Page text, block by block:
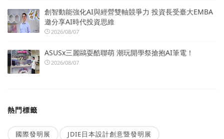
創智動能強化AI與經營雙軸競爭力 投資長受臺大EMBA
邀分享AI時代投資思維
2026/08/07
ASUSx三麗鷗耍酷聯萌 潮玩開學祭搶抱AI筆電！
2026/08/07
熱門標籤
國際發明展 JDIE日本設計創意暨發明展